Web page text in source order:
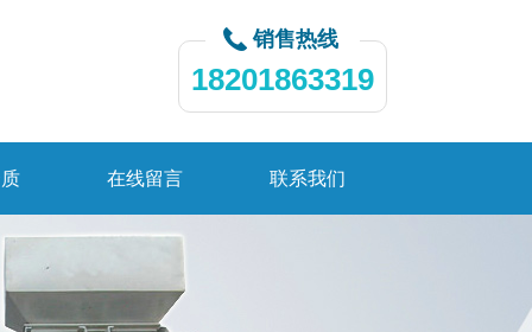
销售热线
18201863319
在线留言 联系我们